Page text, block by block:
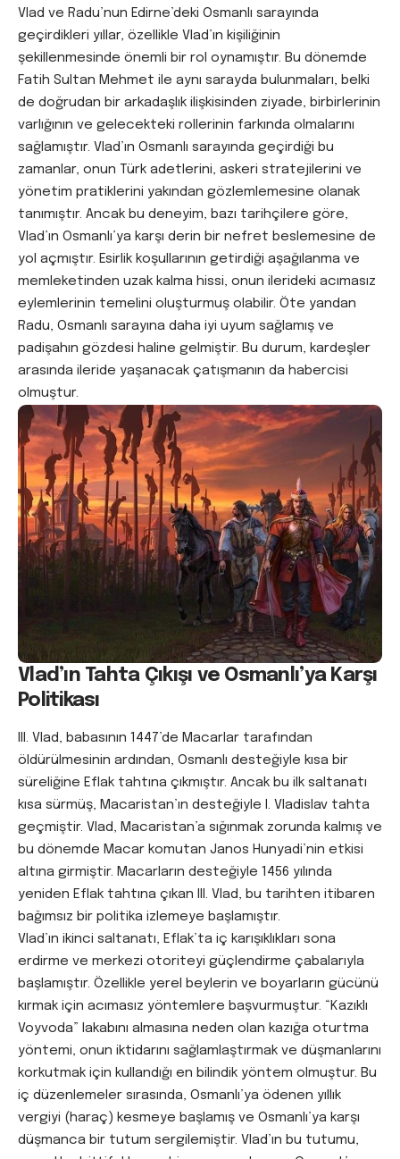
Vlad ve Radu’nun Edirne’deki Osmanlı sarayında
geçirdikleri yıllar, özellikle Vlad’ın kişiliğinin
şekillenmesinde önemli bir rol oynamıştır. Bu dönemde
Fatih Sultan Mehmet ile aynı sarayda bulunmaları, belki
de doğrudan bir arkadaşlık ilişkisinden ziyade, birbirlerinin
varlığının ve gelecekteki rollerinin farkında olmalarını
sağlamıştır. Vlad’ın Osmanlı sarayında geçirdiği bu
zamanlar, onun Türk adetlerini, askeri stratejilerini ve
yönetim pratiklerini yakından gözlemlemesine olanak
tanımıştır. Ancak bu deneyim, bazı tarihçilere göre,
Vlad’ın Osmanlı’ya karşı derin bir nefret beslemesine de
yol açmıştır. Esirlik koşullarının getirdiği aşağılanma ve
memleketinden uzak kalma hissi, onun ilerideki acımasız
eylemlerinin temelini oluşturmuş olabilir. Öte yandan
Radu, Osmanlı sarayına daha iyi uyum sağlamış ve
padişahın gözdesi haline gelmiştir. Bu durum, kardeşler
arasında ileride yaşanacak çatışmanın da habercisi
olmuştur.
Vlad’ın Tahta Çıkışı ve Osmanlı’ya Karşı
Politikası
III. Vlad, babasının 1447’de Macarlar tarafından
öldürülmesinin ardından, Osmanlı desteğiyle kısa bir
süreliğine Eflak tahtına çıkmıştır. Ancak bu ilk saltanatı
kısa sürmüş, Macaristan’ın desteğiyle I. Vladislav tahta
geçmiştir. Vlad, Macaristan’a sığınmak zorunda kalmış ve
bu dönemde Macar komutan Janos Hunyadi’nin etkisi
altına girmiştir. Macarların desteğiyle 1456 yılında
yeniden Eflak tahtına çıkan III. Vlad, bu tarihten itibaren
bağımsız bir politika izlemeye başlamıştır.
Vlad’ın ikinci saltanatı, Eflak’ta iç karışıklıkları sona
erdirme ve merkezi otoriteyi güçlendirme çabalarıyla
başlamıştır. Özellikle yerel beylerin ve boyarların gücünü
kırmak için acımasız yöntemlere başvurmuştur. “Kazıklı
Voyvoda” lakabını almasına neden olan kazığa oturtma
yöntemi, onun iktidarını sağlamlaştırmak ve düşmanlarını
korkutmak için kullandığı en bilindik yöntem olmuştur. Bu
iç düzenlemeler sırasında, Osmanlı’ya ödenen yıllık
vergiyi (haraç) kesmeye başlamış ve Osmanlı’ya karşı
düşmanca bir tutum sergilemiştir. Vlad’ın bu tutumu,